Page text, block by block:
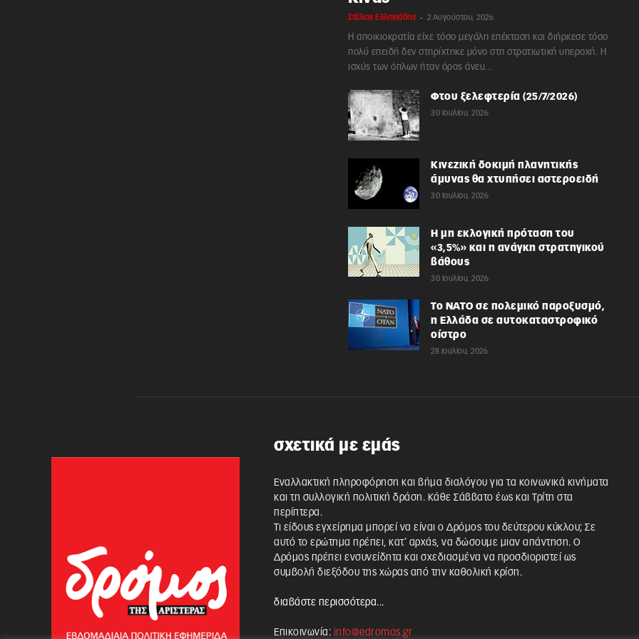
Στέλιος Ελληνιάδης - 2 Αυγούστου, 2026
Η αποικιοκρατία είχε τόσο μεγάλη επέκταση και διήρκεσε τόσο
πολύ επειδή δεν στηρίχτηκε μόνο στη στρατιωτική υπεροχή. Η
ισχύς των όπλων ήταν όρος άνευ...
Φτου ξελεφτερία (25/7/2026)
30 Ιουλίου, 2026
Κινεζική δοκιμή πλανητικής
άμυνας θα χτυπήσει αστεροειδή
30 Ιουλίου, 2026
Η μη εκλογική πρόταση του
«3,5%» και η ανάγκη στρατηγικού
βάθους
30 Ιουλίου, 2026
Το ΝΑΤΟ σε πολεμικό παροξυσμό,
η Ελλάδα σε αυτοκαταστροφικό
οίστρο
28 Ιουλίου, 2026
σχετικά με εμάς
Εναλλακτική πληροφόρηση και βήμα διαλόγου για τα κοινωνικά κινήματα
και τη συλλογική πολιτική δράση. Κάθε Σάββατο έως και Τρίτη στα
περίπτερα.
Τι είδους εγχείρημα μπορεί να είναι ο Δρόμος του δεύτερου κύκλου; Σε
αυτό το ερώτημα πρέπει, κατ’ αρχάς, να δώσουμε μιαν απάντηση. Ο
Δρόμος πρέπει ενσυνείδητα και σχεδιασμένα να προσδιοριστεί ως
συμβολή διεξόδου της χώρας από την καθολική κρίση.
διαβάστε περισσότερα...
Επικοινωνία: info@edromos.gr